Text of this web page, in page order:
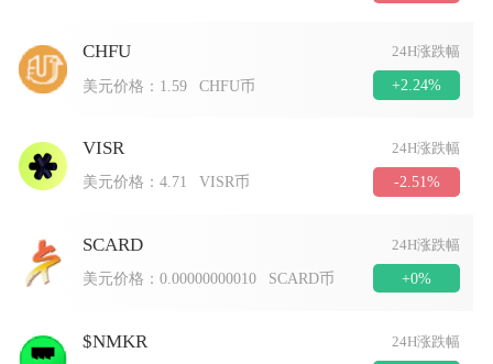
CHFU 24H涨跌幅
美元价格： 1.59 CHFU币 +2.24%
VISR 24H涨跌幅
美元价格：4.71 VISR币 -2.51%
SCARD 24H涨跌幅
美元价格：0.00000000010 SCARD币 +0%
$NMKR 24H涨跌幅